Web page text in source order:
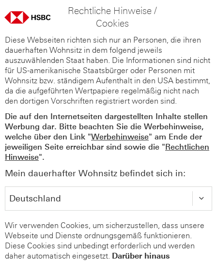
Rechtliche Hinweise /
Cookies
Diese Webseiten richten sich nur an Personen, die ihren
dauerhaften Wohnsitz in dem folgend jeweils
auszuwählenden Staat haben. Die Informationen sind nicht
für US-amerikanische Staatsbürger oder Personen mit
Wohnsitz bzw. ständigem Aufenthalt in den USA bestimmt,
da die aufgeführten Wertpapiere regelmäßig nicht nach
den dortigen Vorschriften registriert worden sind.
Die auf den Internetseiten dargestellten Inhalte stellen
Werbung dar. Bitte beachten Sie die Werbehinweise,
welche über den Link "Werbehinweise" am Ende der
jeweiligen Seite erreichbar sind sowie die "Rechtlichen
Hinweise".
Mein dauerhafter Wohnsitz befindet sich in:
Wir verwenden Cookies, um sicherzustellen, dass unsere
Webseite und Dienste ordnungsgemäß funktionieren.
Diese Cookies sind unbedingt erforderlich und werden
daher automatisch eingesetzt. Darüber hinaus